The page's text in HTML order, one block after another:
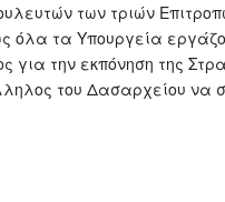
των τριών
όλα τα Υπουργεία
την εκπόνηση της
του Δασαρχείου